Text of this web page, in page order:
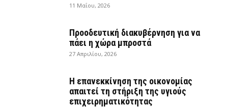
11 Μαΐου, 2026
Προοδευτική διακυβέρνηση για να
πάει η χώρα μπροστά
27 Απριλίου, 2026
Η επανεκκίνηση της οικονομίας
απαιτεί τη στήριξη της υγιούς
επιχειρηματικότητας